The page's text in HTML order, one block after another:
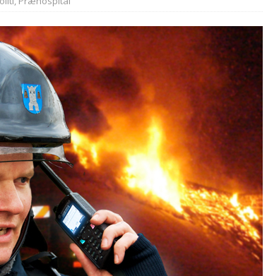
af sygetransporttilladelser kan sende 400.000 kørsler over